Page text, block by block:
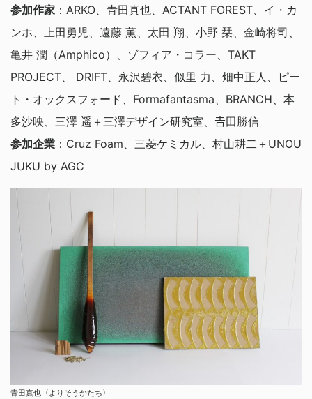
参加作家 ：ARKO、青田真也、ACTANT FOREST、イ・カ
ンホ、上田勇児、遠藤 薫、太田 翔、小野 栞、金崎将司、
亀井 潤（Amphico）、ゾフィア・コラー、TAKT
PROJECT、 DRIFT、永沢碧衣、似里 力、畑中正人、ピー
ト・オックスフォード、Formafantasma、BRANCH、本
多沙映、三澤 遥＋三澤デザイン研究室、𠮷田勝信
参加企業 ：Cruz Foam、三菱ケミカル、村山耕二＋UNOU
JUKU by AGC
青田真也〈よりそうかたち〉